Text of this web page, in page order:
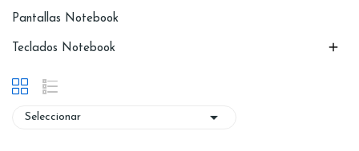
Pantallas Notebook
Teclados Notebook 
Seleccionar 